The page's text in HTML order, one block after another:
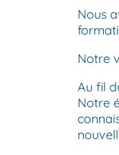
Nous
Notre
Au fil
Notre